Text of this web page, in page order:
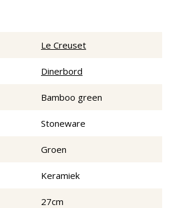
Le Creuset
Dinerbord
Bamboo green
Stoneware
Groen
Keramiek
27cm